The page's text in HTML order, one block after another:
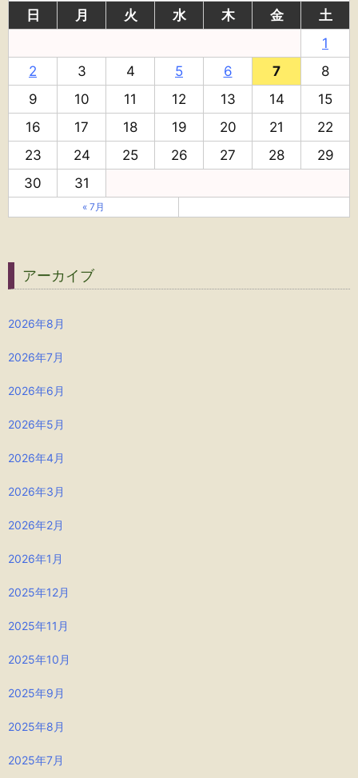
日
月 火 水 木 金
土
1
2
3 4 5 6 7
8
9
10 11 12 13 14
15
16
17 18 19 20 21
22
23
24 25 26 27 28
29
30
31
« 7月
アーカイブ
2026年8月
2026年7月
2026年6月
2026年5月
2026年4月
2026年3月
2026年2月
2026年1月
2025年12月
2025年11月
2025年10月
2025年9月
2025年8月
2025年7月